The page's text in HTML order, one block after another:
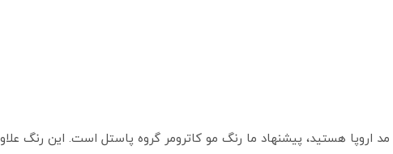
هستید، پیشنهاد ما رنگ مو کاترومر گروه پاستل است. این رنگ